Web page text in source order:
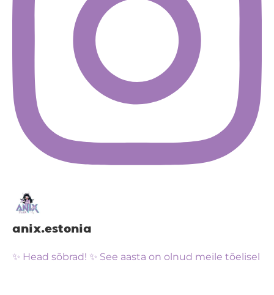
anix.estonia
✨ Head sõbrad! ✨ See aasta on olnud meile tõelisel